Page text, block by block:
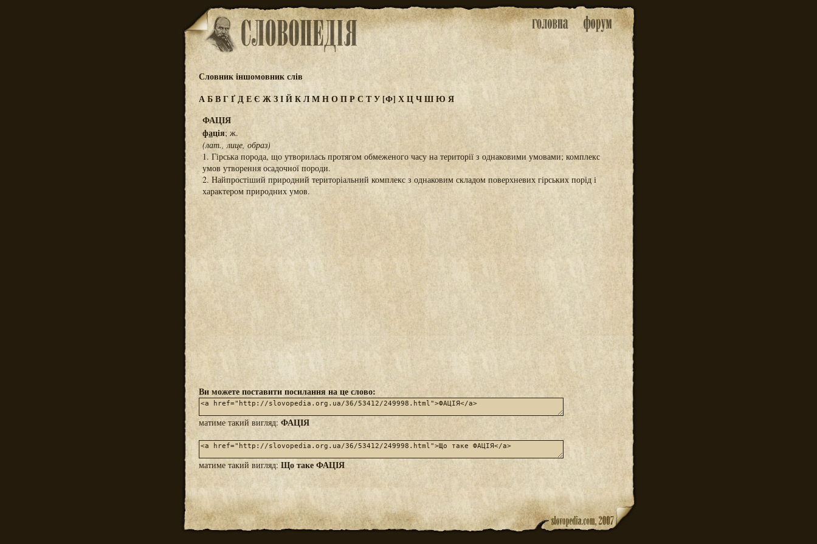
Словник іншомовник слів
АБВГҐДЕЄ ЖЗІЙКЛМНОПРСТУ [Ф] ХЦЧШЮ Я
ФАЦІЯ
фація; ж.
(лат., лице, образ)
1. Гірська порода, що утворилась протягом обмеженого часу на території з однаковими умовами; комплекс
умов утворення осадочної породи.
2. Найпростіший природний територіальний комплекс з однаковим складом поверхневих гірських порід і
характером природних умов.
Ви можете поставити посилання на це слово:
матиме такий вигляд: ФАЦІЯ
матиме такий вигляд: Що таке ФАЦІЯ